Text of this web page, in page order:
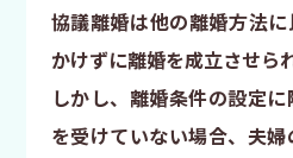
協議離婚は他の離婚方法
かけずに離婚を成立させら
しかし、離婚条件の設定
を受けていない場合、夫